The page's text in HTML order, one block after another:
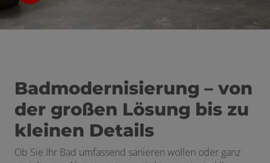
Badmodernisierung – von
der großen Lösung bis zu
kleinen Details
Ob Sie Ihr Bad umfassend sanieren wollen oder ganz